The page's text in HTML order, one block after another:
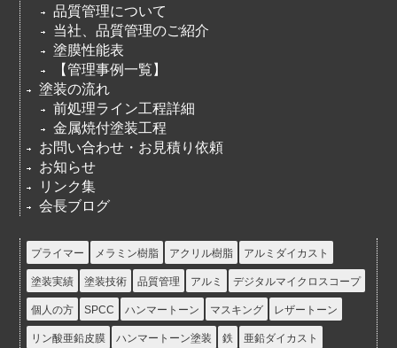
品質管理について
当社、品質管理のご紹介
塗膜性能表
【管理事例一覧】
塗装の流れ
前処理ライン工程詳細
金属焼付塗装工程
お問い合わせ・お見積り依頼
お知らせ
リンク集
会長ブログ
プライマー メラミン樹脂 アクリル樹脂 アルミダイカスト
塗装実績 塗装技術 品質管理 アルミ デジタルマイクロスコープ
個人の方 SPCC ハンマートーン マスキング レザートーン
リン酸亜鉛皮膜 ハンマートーン塗装 鉄 亜鉛ダイカスト